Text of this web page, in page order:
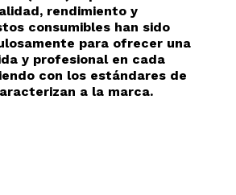
rendimiento y
consumibles han sido
para ofrecer una
y profesional en cada
con los estándares de
a la marca.